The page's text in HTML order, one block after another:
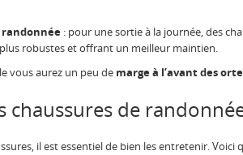
: pour une sortie à la journée, des
robustes et offrant un meilleur maintien.
vous aurez un peu de marge à l’avant des
de
il est essentiel de bien les entretenir. Voici